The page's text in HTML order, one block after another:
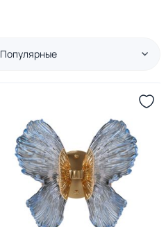
Популярные